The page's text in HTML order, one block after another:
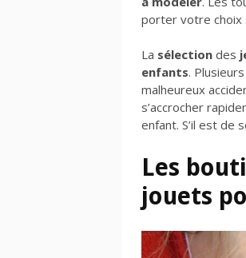
porter votre choix
La sélection des
enfants.
malheureux
s’accrocher
enfant. S’il est de
Les
jouets